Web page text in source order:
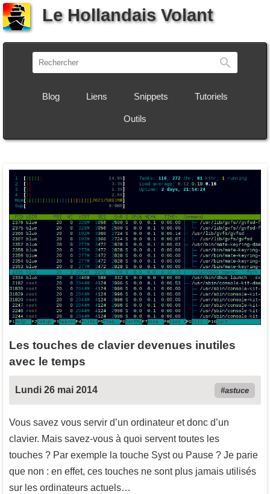
Le Hollandais Volant
Blog Liens Snippets Tutoriels
Outils
Les touches de clavier devenues inutiles
avec le temps
Lundi 26 mai 2014 astuce
Vous savez vous servir d’un ordinateur et donc d’un
clavier. Mais savez-vous à quoi servent toutes les
touches ? Par exemple la touche Systou Pause ? Je parie
que non : en effet, ces touches ne sont plus jamais utilisés
sur les ordinateurs actuels…